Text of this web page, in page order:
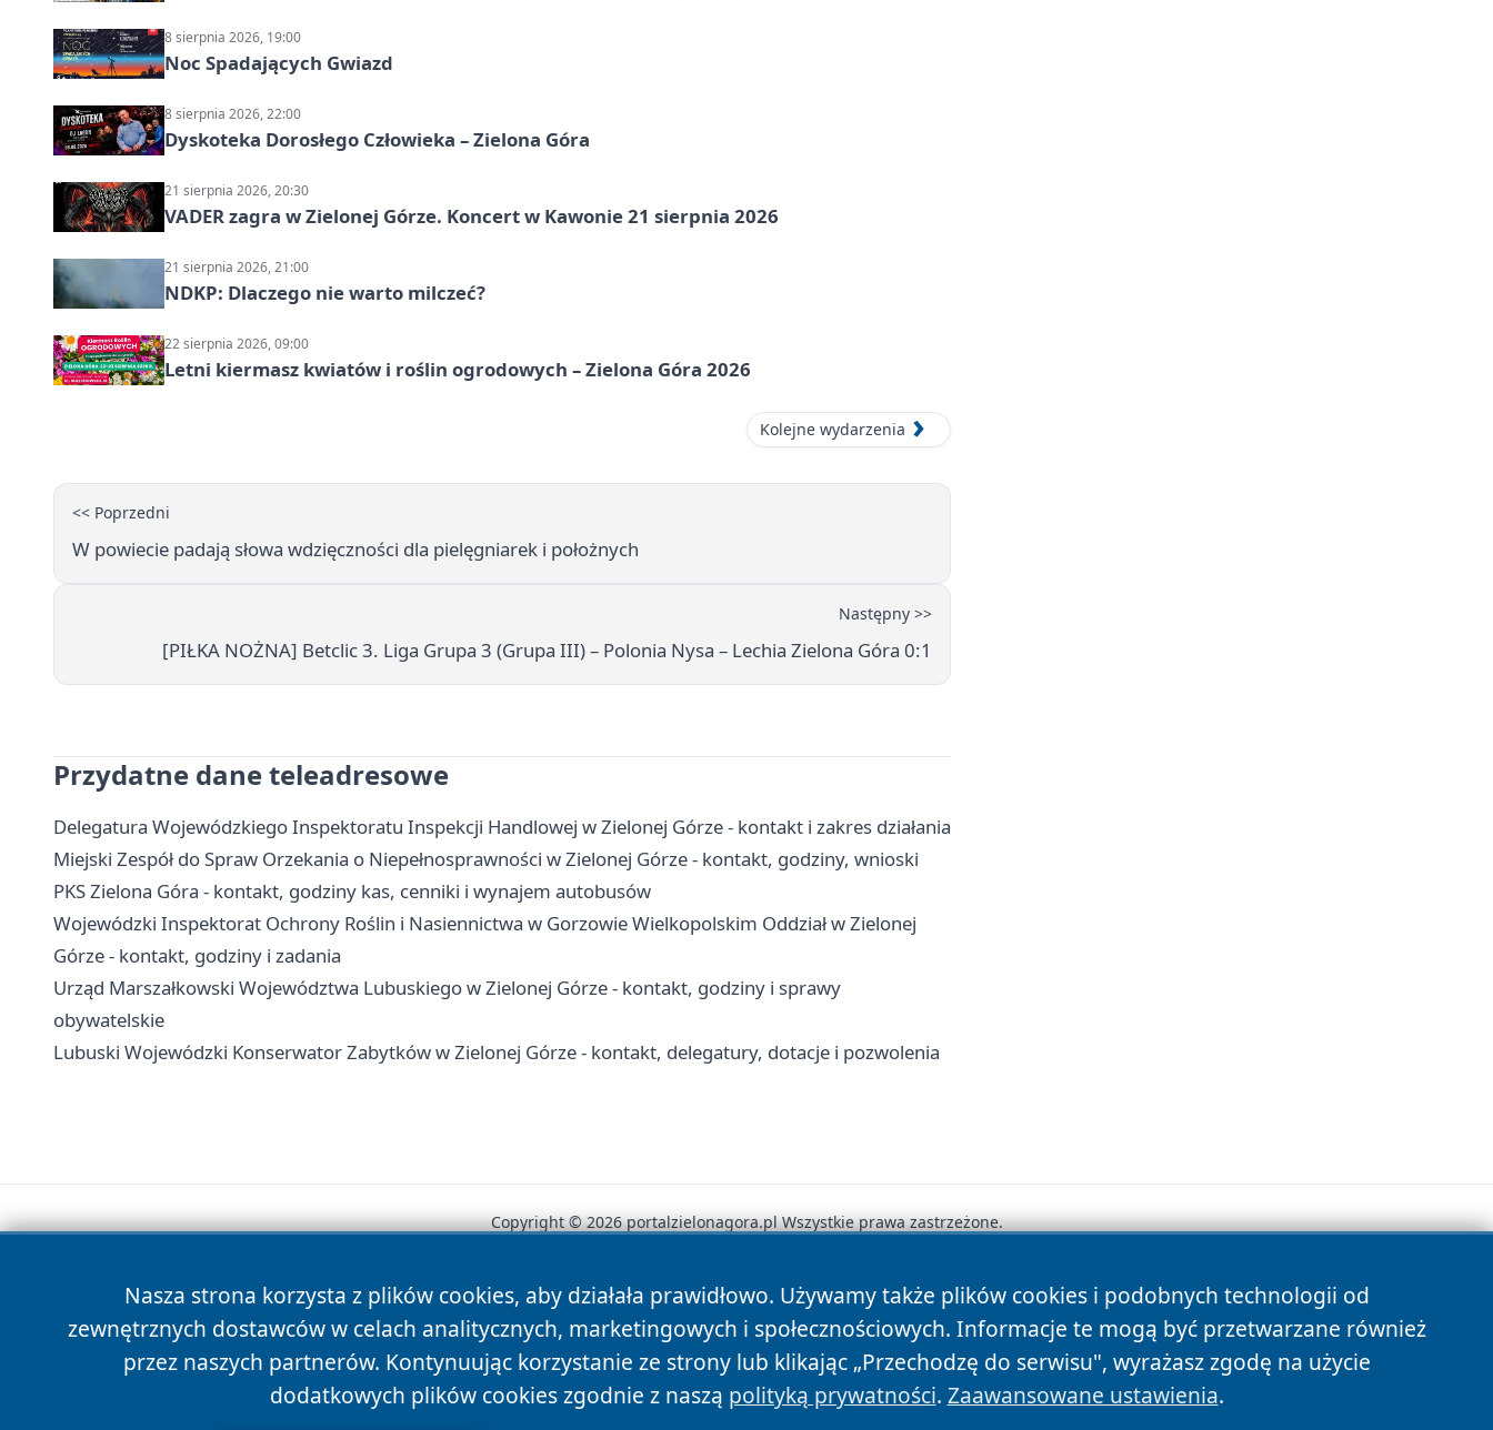
8 sierpnia 2026, 19:00
Noc Spadających Gwiazd
8 sierpnia 2026, 22:00
Dyskoteka Dorosłego Człowieka – Zielona Góra
21 sierpnia 2026, 20:30
VADER zagra w Zielonej Górze. Koncert w Kawonie 21 sierpnia 2026
21 sierpnia 2026, 21:00
NDKP: Dlaczego nie warto milczeć?
22 sierpnia 2026, 09:00
Letni kiermasz kwiatów i roślin ogrodowych – Zielona Góra 2026
Kolejne wydarzenia
<< Poprzedni
W powiecie padają słowa wdzięczności dla pielęgniarek i położnych
Następny >>
[PIŁKA NOŻNA] Betclic 3. Liga Grupa 3 (Grupa III) – Polonia Nysa – Lechia Zielona Góra 0:1
Przydatne dane teleadresowe
Delegatura Wojewódzkiego Inspektoratu Inspekcji Handlowej w Zielonej Górze - kontakt i zakres działania
Miejski Zespół do Spraw Orzekania o Niepełnosprawności w Zielonej Górze - kontakt, godziny, wnioski
PKS Zielona Góra - kontakt, godziny kas, cenniki i wynajem autobusów
Wojewódzki Inspektorat Ochrony Roślin i Nasiennictwa w Gorzowie Wielkopolskim Oddział w Zielonej
Górze - kontakt, godziny i zadania
Urząd Marszałkowski Województwa Lubuskiego w Zielonej Górze - kontakt, godziny i sprawy
obywatelskie
Lubuski Wojewódzki Konserwator Zabytków w Zielonej Górze - kontakt, delegatury, dotacje i pozwolenia
Nasza strona korzysta z plików cookies, aby działała prawidłowo. Używamy także plików cookies i podobnych technologii od
zewnętrznych dostawców w celach analitycznych, marketingowych i społecznościowych. Informacje te mogą być przetwarzane również
przez naszych partnerów. Kontynuując korzystanie ze strony lub klikając „Przechodzę do serwisu", wyrażasz zgodę na użycie
dodatkowych plików cookies zgodnie z naszą polityką prywatności. Zaawansowane ustawienia.
Copyright © 2026 portalzielonagora.pl Wszystkie prawa zastrzeżone.
News Autorzy Polityka Prywatności Polityka Cookies